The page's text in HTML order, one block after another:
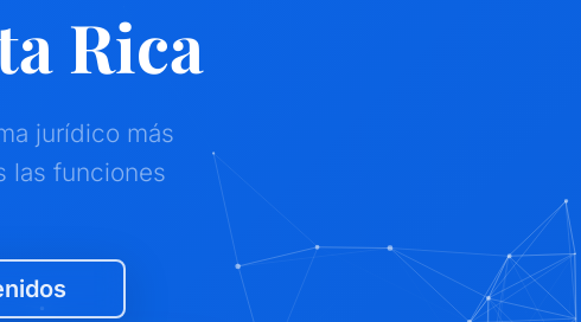
Rica
jurídico más
las funciones